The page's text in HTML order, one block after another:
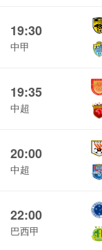
19:30
中甲
19:35
中超
20:00
中超
22:00
巴西甲